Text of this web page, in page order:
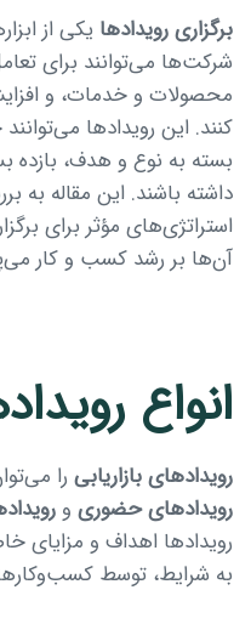
برگزاری رویدادها یکی از
شرکت‌ها می‌توانند برای
محصولات و خدمات، و
کنند. این رویدادها
بسته به نوع و هدف، بازده
داشته باشند. این مقاله به
استراتژی‌های مؤثر برای
آن‌ها بر رشد کسب و کار
انواع
رویدادهای بازاریابی را
رویدادهای حضوری و
رویدادها اهداف و مزایای
به شرایط، توسط